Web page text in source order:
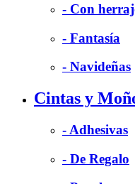
- Con
- Fantasía
- Navideñas
Cintas y
- Adhesivas
- De Regalo